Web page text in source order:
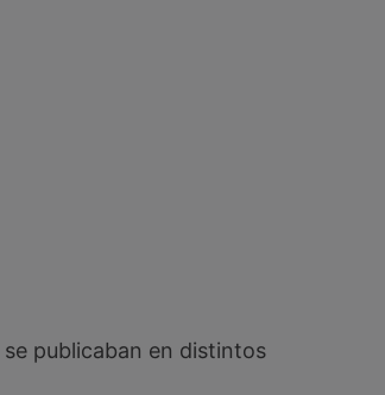
publicaban en distintos